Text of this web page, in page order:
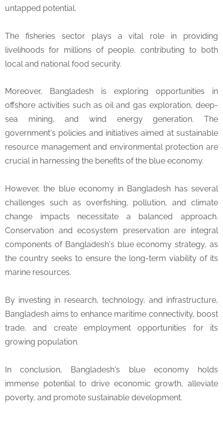
untapped potential.
The fisheries sector plays a vital role in providing
livelihoods for millions of people, contributing to both
local and national food security.
Moreover, Bangladesh is exploring opportunities in
offshore activities such as oil and gas exploration, deep-
sea mining, and wind energy generation. The
government's policies and initiatives aimed at sustainable
resource management and environmental protection are
crucial in harnessing the benefits of the blue economy.
However, the blue economy in Bangladesh has several
challenges such as overfishing, pollution, and climate
change impacts necessitate a balanced approach.
Conservation and ecosystem preservation are integral
components of Bangladesh's blue economy strategy, as
the country seeks to ensure the long-term viability of its
marine resources.
By investing in research, technology, and infrastructure,
Bangladesh aims to enhance maritime connectivity, boost
trade, and create employment opportunities for its
growing population.
In conclusion, Bangladesh's blue economy holds
immense potential to drive economic growth, alleviate
poverty, and promote sustainable development.